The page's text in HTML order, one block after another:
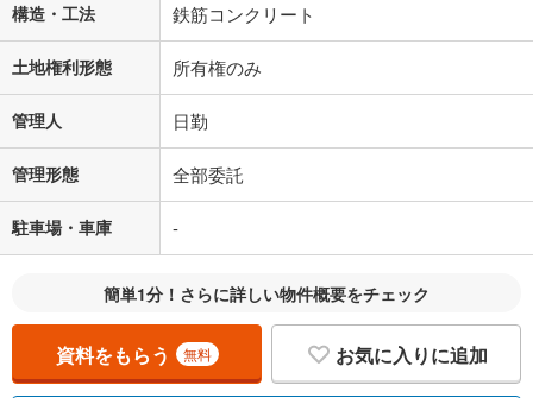
構造・工法 鉄筋コンクリート
土地権利形態 所有権のみ
管理人 日勤
管理形態 全部委託
駐車場・車庫 -
簡単1分！さらに詳しい物件概要をチェック
資料をもらう 無料 お気に入りに追加